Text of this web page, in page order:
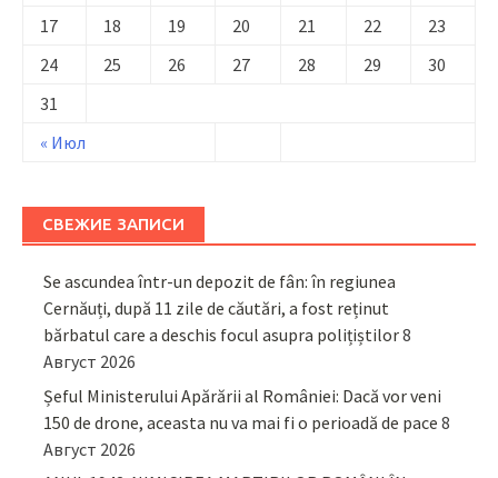
« Июл
17
18 19 20 21 22
23
24
25 26 27 28 29
30
31
СВЕЖИЕ ЗАПИСИ
Se ascundea într-un depozit de fân: în regiunea
Cernăuți, după 11 zile de căutări, a fost reținut
bărbatul care a deschis focul asupra polițiștilor8
Август 2026
Șeful Ministerului Apărării al României: Dacă vor veni
150 de drone, aceasta nu va mai fi o perioadă de pace 8
Август 2026